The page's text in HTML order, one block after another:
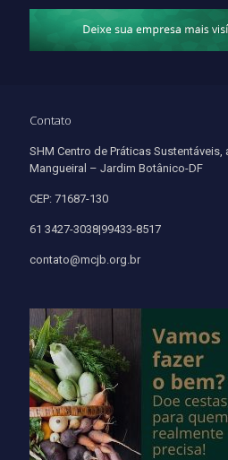
Contato
SHM Centro de Práticas
Mangueiral – Jardim Botânico-DF
CEP: 71687-130
61 3427-3038|99433-8517
contato@mcjb.org.br